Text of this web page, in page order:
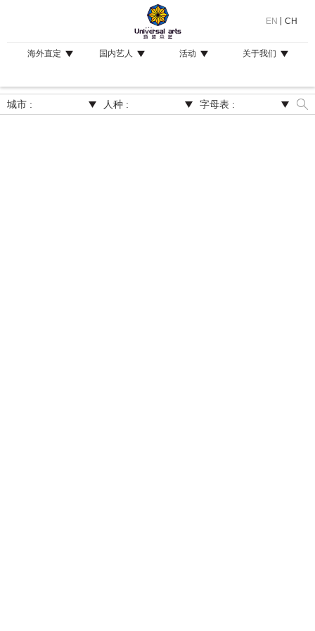
EN CH
海外直定 国内艺人 活动 关于我们
城市 : 人种 : 字母表 :